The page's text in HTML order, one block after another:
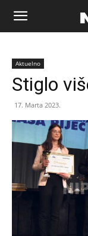
Naša
riječ
Zenica
Aktuelno
Stiglo
17. Marta 2023.